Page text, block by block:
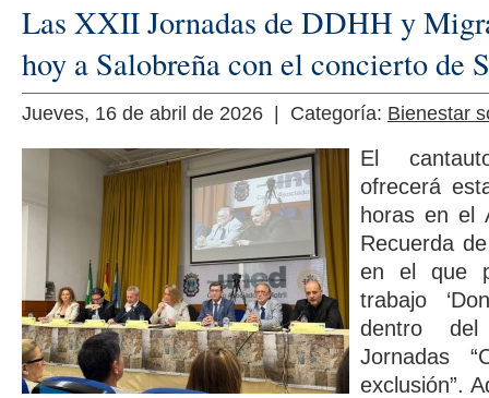
Las XXII Jornadas de DDHH y
hoy a Salobreña con el concierto de
Jueves, 16 de abril de 2026 | Categoría: Bienestar
El
ofrecerá
horas en el
Recuerda
en el que
trabajo
dentro
Jornadas
exclusión”.